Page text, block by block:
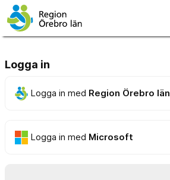
Logga in
Logga in med Region Örebro län
Logga in med Microsoft